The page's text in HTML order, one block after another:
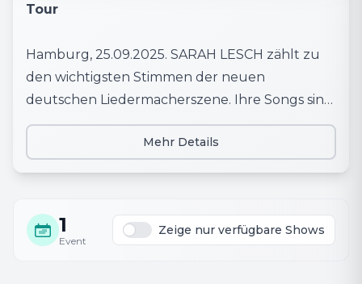
Tour
Hamburg, 25.09.2025. SARAH LESCH zählt zu
den wichtigsten Stimmen der neuen
deutschen Liedermacherszene. Ihre Songs sind
lyrisch, feinsinnig und zugleich kompromisslos
in ihrer Botschaft – sie unterhält und bezieht
Poesie & Widerstand-Tour. Dabei erwartet das
Publikum eine Mischung aus intimen
Mehr Details
1
Event
Zeige nur verfügbare Shows